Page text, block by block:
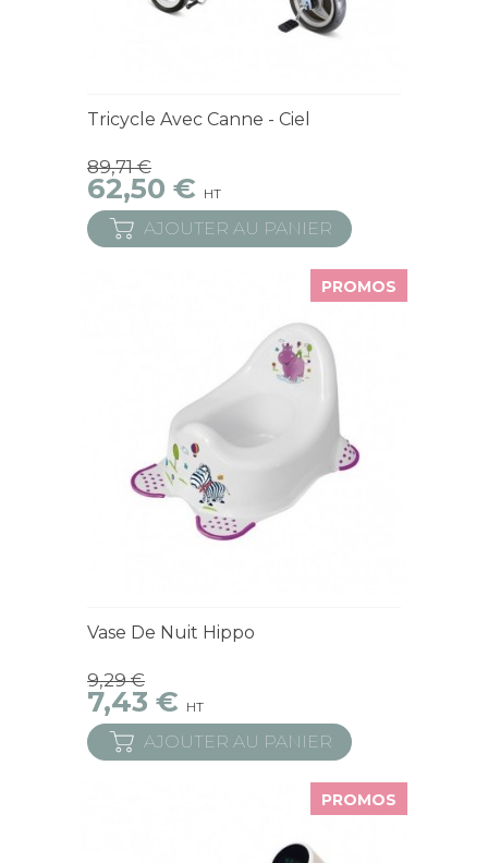
Tricycle Avec Canne - Ciel
89,71 €
62,50 € HT
AJOUTER AU PANIER
PROMOS
Vase De Nuit Hippo
9,29 €
7,43 € HT
AJOUTER AU PANIER
PROMOS